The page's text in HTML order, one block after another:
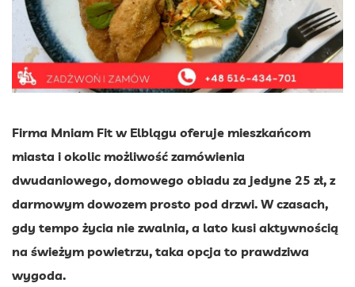
Firma Mniam Fit w Elblągu oferuje mieszkańcom
miasta i okolic możliwość zamówienia
dwudaniowego, domowego obiadu za jedyne 25 zł, z
darmowym dowozem prosto pod drzwi. W czasach,
gdy tempo życia nie zwalnia, a lato kusi aktywnością
na świeżym powietrzu, taka opcja to prawdziwa
wygoda.